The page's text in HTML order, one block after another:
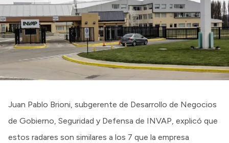
Juan Pablo Brioni, subgerente de Desarrollo de Negocios
de Gobierno, Seguridad y Defensa de INVAP, explicó que
estos radares son similares a los 7 que la empresa